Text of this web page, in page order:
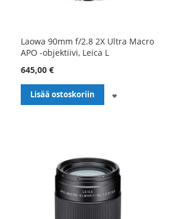
Laowa 90mm f/2.8 2X Ultra Macro
APO -objektiivi, Leica L
645,00 €
Lisää ostoskoriin